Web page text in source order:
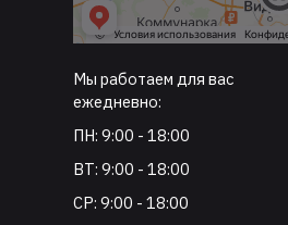
Мы работаем для вас
ежедневно:
ПН: 9:00 - 18:00
ВТ: 9:00 - 18:00
СР: 9:00 - 18:00